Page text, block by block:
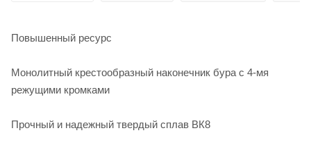
Повышенный ресурс
Монолитный крестообразный наконечник бура с 4-мя
режущими кромками
Прочный и надежный твердый сплав ВК8